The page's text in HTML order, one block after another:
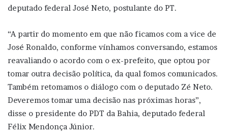
deputado federal José Neto, postulante do PT.
“A partir do momento em que não ficamos com a vice de
José Ronaldo, conforme vínhamos conversando, estamos
reavaliando o acordo com o ex-prefeito, que optou por
tomar outra decisão política, da qual fomos comunicados.
Também retomamos o diálogo com o deputado Zé Neto.
Deveremos tomar uma decisão nas próximas horas”,
disse o presidente do PDT da Bahia, deputado federal
Félix Mendonça Júnior.